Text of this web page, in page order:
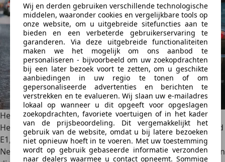
Wij en derden gebruiken verschillende technologische
middelen, waaronder cookies en vergelijkbare tools op
onze website, om u uitgebreide sitefuncties aan te
bieden en een verbeterde gebruikerservaring te
garanderen. Via deze uitgebreide functionaliteiten
maken we het mogelijk om ons aanbod te
personaliseren - bijvoorbeeld om uw zoekopdrachten
bij een later bezoek voort te zetten, om u geschikte
aanbiedingen in uw regio te tonen of om
gepersonaliseerde advertenties en berichten te
verstrekken en te evalueren. Wij slaan uw e-mailadres
lokaal op wanneer u dit opgeeft voor opgeslagen
zoekopdrachten, favoriete voertuigen of in het kader
van de prijsbeoordeling. Dit vergemakkelijkt het
gebruik van de website, omdat u bij latere bezoeken
niet opnieuw hoeft in te voeren. Met uw toestemming
wordt op gebruik gebaseerde informatie verzonden
naar dealers waarmee u contact opneemt. Sommige
Het 'Niet parkeren' verkeersbord – wat je moet weten
Het verkeersbord 'Niet parkeren', ook wel bekend als bord
E1, is een van de meest voorkomende borden in het
Nederlandse verkeer. Toch zijn de regels en uitzonderingen